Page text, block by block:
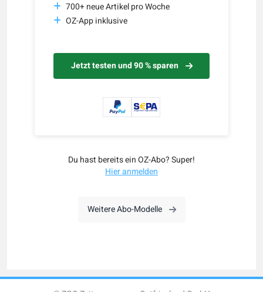
700+ neue Artikel pro Woche
OZ-App inklusive
Jetzt testen und 90 % sparen
Du hast bereits ein OZ-Abo? Super!
Hier anmelden
Weitere Abo-Modelle